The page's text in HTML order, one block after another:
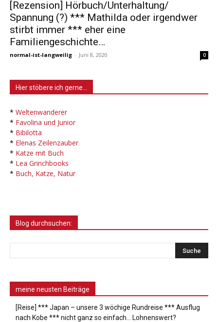
[Rezension] Hörbuch/Unterhaltung/
Spannung (?) *** Mathilda oder irgendwer
stirbt immer *** eher eine
Familiengeschichte…
normal-ist-langweilig - Juni 8, 2020 0
Hier stöbere ich gerne…
* Weltenwanderer
* Favolina und Junior
* Bibilotta
* Elenas Zeilenzauber
* Katze mit Buch
* Lea Grinchbooks
* Buch, Katze, Natur
Blog durchsuchen:
meine neusten Beiträge
[Reise] *** Japan – unsere 3 wöchige Rundreise *** Ausflug
nach Kobe *** nicht ganz so einfach… Lohnenswert?